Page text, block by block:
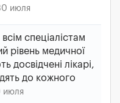
июля
спеціалістам
рівень медичної
досвідчені лікарі,
до кожного
июля